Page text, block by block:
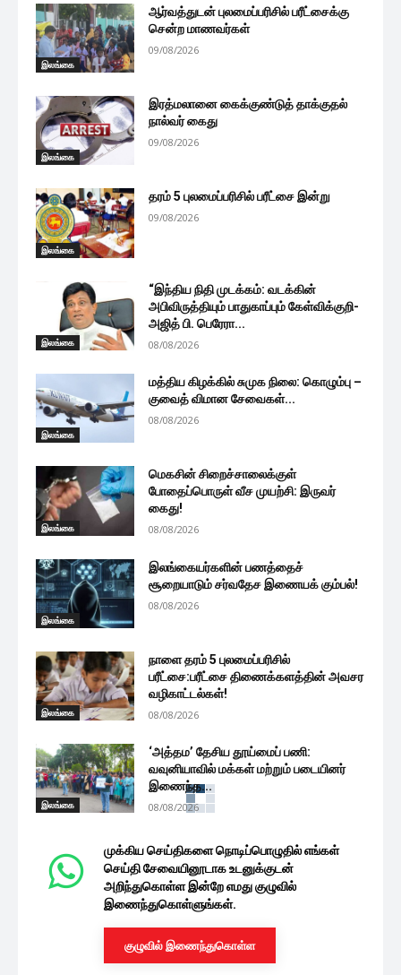
இலங்கை
ஆர்வத்துடன் புலமைப்பரிசில் பரீட்சைக்கு
சென்ற மாணவர்கள்
09/08/2026
இலங்கை
இரத்மலானை கைக்குண்டுத் தாக்குதல்
நால்வர் கைது
09/08/2026
இலங்கை
தரம் 5 புலமைப்பரிசில் பரீட்சை இன்று
09/08/2026
இலங்கை
“இந்திய நிதி முடக்கம்: வடக்கின்
அபிவிருத்தியும் பாதுகாப்பும் கேள்விக்குறி-
அஜித் பி. பெரேரா...
08/08/2026
இலங்கை
மத்திய கிழக்கில் சுமுக நிலை: கொழும்பு –
குவைத் விமான சேவைகள்...
08/08/2026
இலங்கை
மெகசின் சிறைச்சாலைக்குள்
போதைப்பொருள் வீச முயற்சி: இருவர்
கைது!
08/08/2026
இலங்கை
இலங்கையர்களின் பணத்தைச்
சூறையாடும் சர்வதேச இணையக் கும்பல்!
08/08/2026
இலங்கை
நாளை தரம் 5 புலமைப்பரிசில்
பரீட்சை:பரீட்சை திணைக்களத்தின் அவசர
வழிகாட்டல்கள்!
08/08/2026
இலங்கை
‘அத்தம’ தேசிய தூய்மைப் பணி:
வவுனியாவில் மக்கள் மற்றும் படையினர்
இணைந்த...
08/08/2026
ஆபத்தான கடற்பரப்புகளுக்குள் நுழைய
வேண்டாம்: மீனவர்களுக்கு கடற்றொழில்
அமைச்சு அவசர அறிவுறுத்தல்!
08/08/2026
ஊர்காவற்றுறை பொலிஸாரின் துப்பாக்கிச்
சூட்டில் சிறுவன் பலியான விவகாரம்: